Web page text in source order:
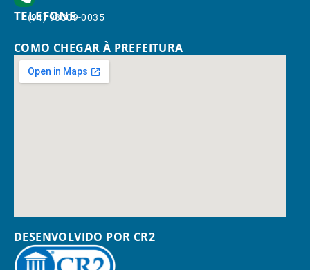
TELEFONE
(91) 98309-0035
COMO CHEGAR À PREFEITURA
DESENVOLVIDO POR CR2